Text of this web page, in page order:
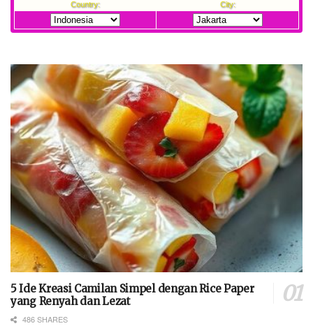
5 Ide Kreasi Camilan Simpel dengan Rice Paper
yang Renyah dan Lezat
486 SHARES